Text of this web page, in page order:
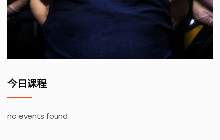
今日课程
no events found